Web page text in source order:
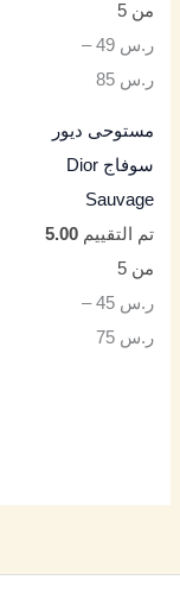
من 5
ر.س 49
–
ر.س 85
مستوحى ديور
سوفاج Dior
Sauvage
تم التقييم5.00
من 5
ر.س 45
–
ر.س 75